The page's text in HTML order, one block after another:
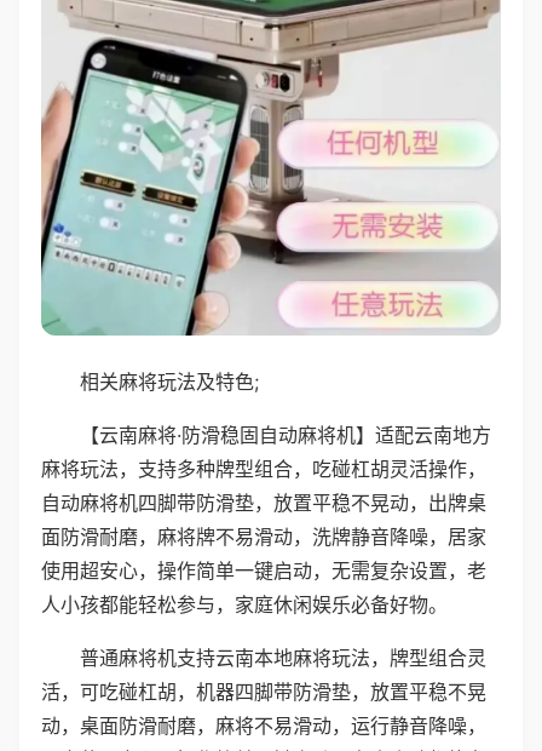
相关麻将玩法及特色;
【云南麻将·防滑稳固自动麻将机】适配云南地方
麻将玩法，支持多种牌型组合，吃碰杠胡灵活操作，
自动麻将机四脚带防滑垫，放置平稳不晃动，出牌桌
面防滑耐磨，麻将牌不易滑动，洗牌静音降噪，居家
使用超安心，操作简单一键启动，无需复杂设置，老
人小孩都能轻松参与，家庭休闲娱乐必备好物。
普通麻将机支持云南本地麻将玩法，牌型组合灵
活，可吃碰杠胡，机器四脚带防滑垫，放置平稳不晃
动，桌面防滑耐磨，麻将不易滑动，运行静音降噪，